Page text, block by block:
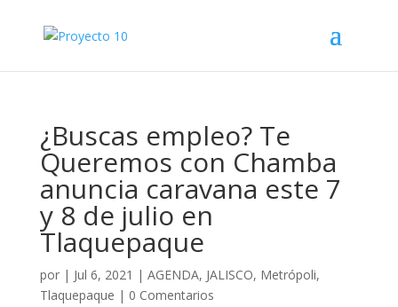
¿Buscas empleo? Te
Queremos con Chamba
anuncia caravana este 7
y 8 de julio en
Tlaquepaque
por | Jul 6, 2021 | AGENDA, JALISCO, Metrópoli,
Tlaquepaque | 0 Comentarios